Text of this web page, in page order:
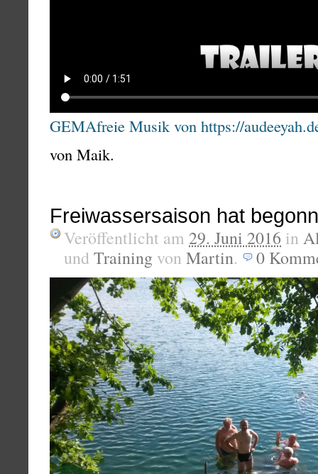
GEMAfreie Musik von https://
von Maik.
Freiwassersaison hat
Veröffentlicht am 29. Juni 2016 in
und Training von Martin. 0